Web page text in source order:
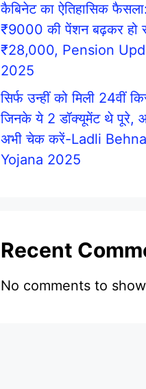
कैबिनेट का ऐतिहासिक
₹9000 की पेंशन बढ़कर हो
₹28,000, Pension
2025
सिर्फ उन्हीं को मिली 24वीं
जिनके ये 2 डॉक्यूमेंट थे पूरे,
अभी चेक करें-Ladli Behna
Yojana 2025
Recent
No comments to